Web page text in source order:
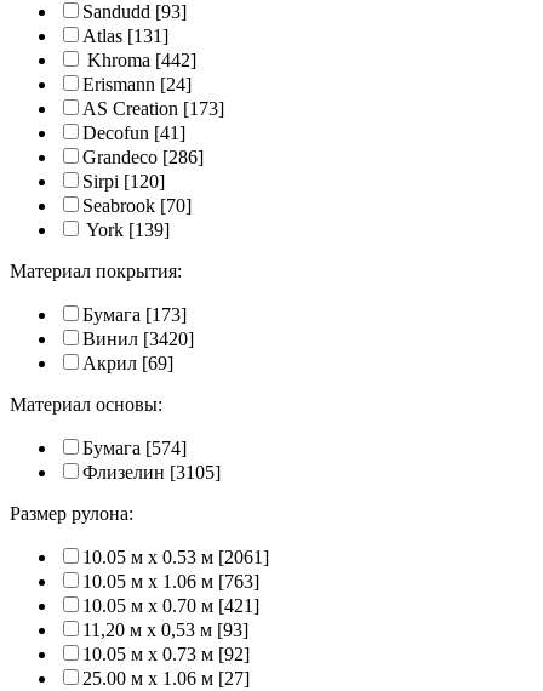
Sandudd [93]
Atlas [131]
Khroma [442]
Erismann [24]
AS Creation [173]
Decofun [41]
Grandeco [286]
Sirpi [120]
Seabrook [70]
York [139]
Материал покрытия:
Бумага [173]
Винил [3420]
Акрил [69]
Материал основы:
Бумага [574]
Флизелин [3105]
Размер рулона:
10.05 м x 0.53 м [2061]
10.05 м x 1.06 м [763]
10.05 м x 0.70 м [421]
11,20 м х 0,53 м [93]
10.05 м x 0.73 м [92]
25.00 м x 1.06 м [27]